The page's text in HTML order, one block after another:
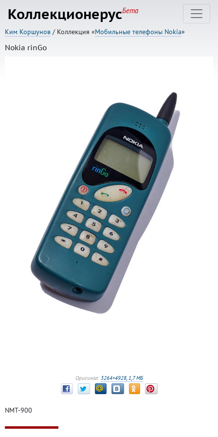
КоллекционерусБета
Ким Коршунов / Коллекция «Мобильные телефоны Nokia»
Nokia rinGo
Оригинал: 3264×4928, 1,7 МБ
NMT-900